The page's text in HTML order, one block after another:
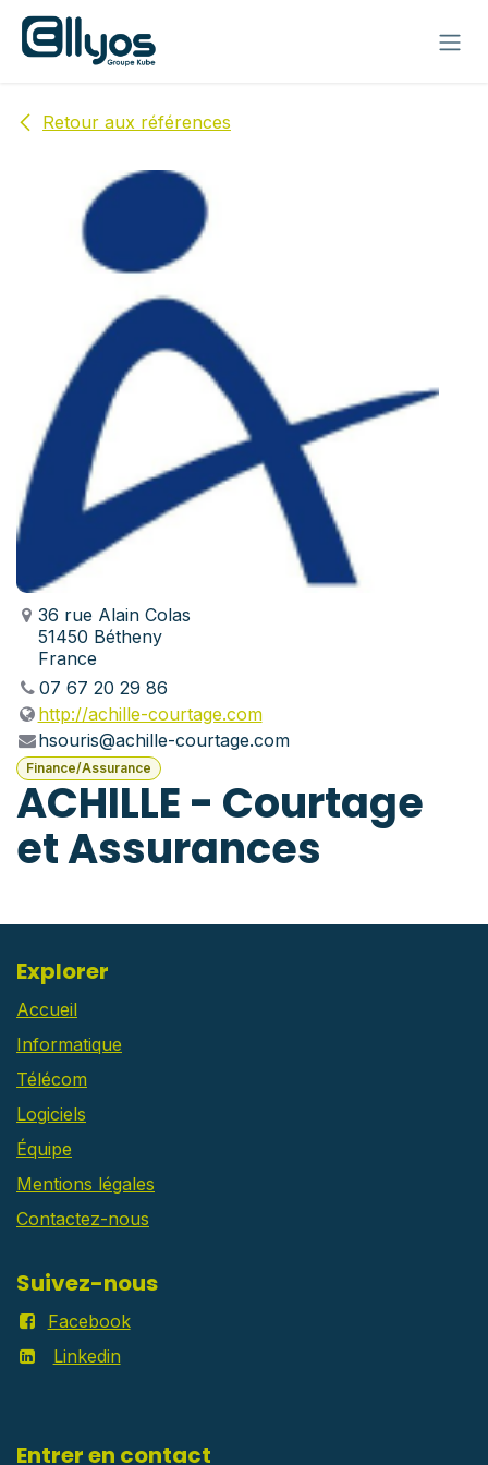
Se rendre au contenu
Retour aux références
36 rue Alain Colas
51450 Bétheny
France
07 67 20 29 86
http://achille-courtage.com
hsouris@achille-courtage.com
Finance/Assurance
ACHILLE - Courtage
et Assurances
Explorer
Accueil
Informatique
Télécom
Logiciels
Équipe
Mentions légales
Contactez-nous
Suivez-nous
Facebook
Linkedin
Entrer en contact